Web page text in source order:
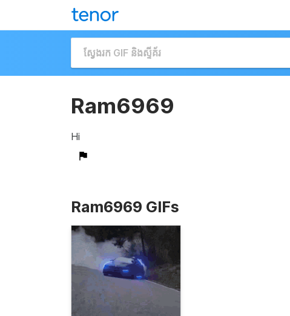
Ram6969
Hi
Ram6969 GIFs